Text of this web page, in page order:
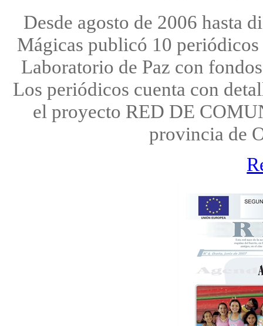
Desde agosto de 2006 hasta
Mágicas publicó 10
Laboratorio de Paz con
Los periódicos cuenta con
el proyecto RED DE
provincia de